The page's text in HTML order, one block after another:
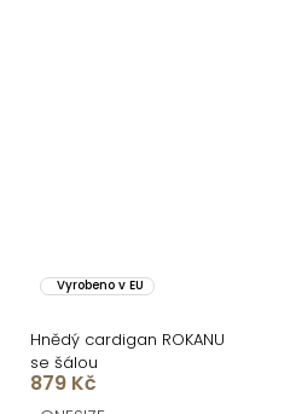
Vyrobeno v EU
Hnědý cardigan ROKANU
se šálou
879 Kč